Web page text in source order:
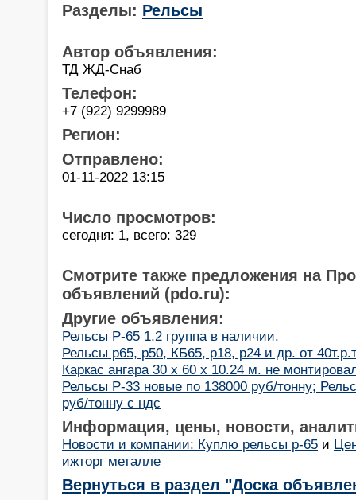
Разделы: Рельсы
Автор объявления:
ТД ЖД-Снаб
Телефон:
+7 (922) 9299989
Регион:
Отправлено:
01-11-2022 13:15
Число просмотров:
сегодня: 1, всего: 329
Смотрите также предложения на
объявлений (pdo.ru):
Другие объявления:
Рельсы Р-65 1,2 группа в наличии.
Рельсы р65, р50, КБ65, р18, р24 и др. от
Каркас ангара 30 х 60 х 10.24 м. не
Рельсы Р-33 новые по 138000 руб/тонну;
руб/тонну с ндс
Информация, цены, новости,
Новости и компании: Куплю рельсы р-65 и
ижторг металле
Вернуться в раздел "Доска